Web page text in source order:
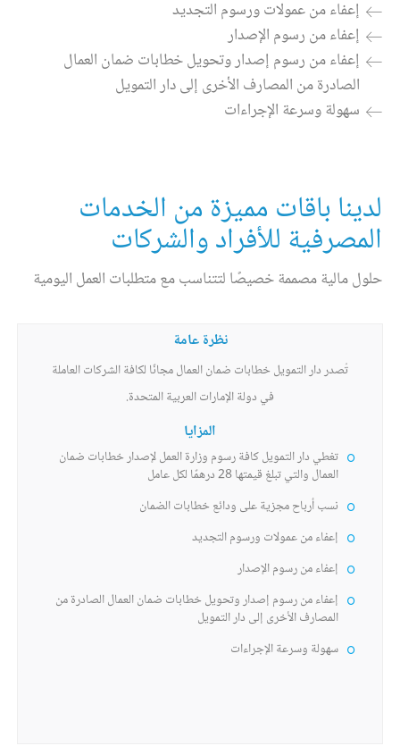
إعفاء من عمولات ورسوم التجديد
إعفاء من رسوم الإصدار
إعفاء من رسوم إصدار وتحويل خطابات ضمان العمال
الصادرة من المصارف الأخرى إلى دار التمويل
سهولة وسرعة الإجراءات
لدينا باقات مميزة من الخدمات
المصرفية للأفراد والشركات
حلول مالية مصممة خصيصًا لتتناسب مع متطلبات العمل اليومية
نظرة عامة
تُصدر دار التمويل خطابات ضمان العمال مجانًا لكافة الشركات العاملة
في دولة الإمارات العربية المتحدة.
المزايا
تغطي دار التمويل كافة رسوم وزارة العمل لإصدار خطابات ضمان
العمال والتي تبلغ قيمتها 28 درهمًا لكل عامل
نسب أرباح مجزية على ودائع خطابات الضمان
إعفاء من عمولات ورسوم التجديد
إعفاء من رسوم الإصدار
إعفاء من رسوم إصدار وتحويل خطابات ضمان العمال الصادرة من
المصارف الأخرى إلى دار التمويل
سهولة وسرعة الإجراءات